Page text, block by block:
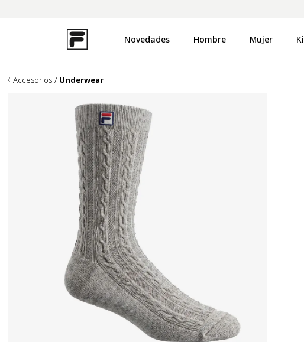
Novedades Hombre Mujer
Accesorios Underwear